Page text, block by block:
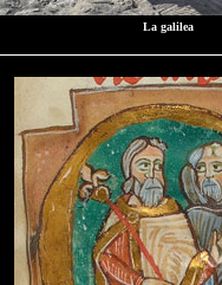
La galilea